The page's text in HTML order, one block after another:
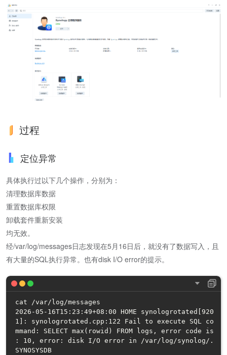
过程
定位异常
具体执行过以下几个操作，分别为：
清理数据库数据
重置数据库权限
卸载套件重新安装
均无效。
经/var/log/messages日志发现在5月16日后，就没有了数据写入，且
有大量的SQL执行异常。也有disk I/O error的提示。
cat /var/log/messages
2026-05-16T15:23:49+08:00 HOME synologrotated[920
1]: synologrotated.cpp:122 Fail to execute SQL co
mmand: SELECT max(rowid) FROM logs, error code is
: 10, error: disk I/O error in /var/log/synolog/.
SYNOSYSDB